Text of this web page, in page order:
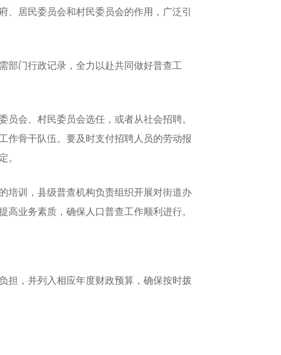
居民委员会和村民委员会的作用，广泛引
门行政记录，全力以赴共同做好普查工
会、村民委员会选任，或者从社会招聘。
作骨干队伍。要及时支付招聘人员的劳动报
。
训，县级普查机构负责组织开展对街道办
业务素质，确保人口普查工作顺利进行。
，并列入相应年度财政预算，确保按时拨